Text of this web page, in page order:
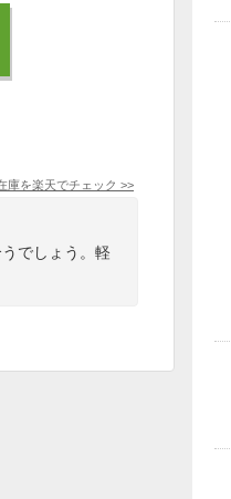
庫を楽天でチェック >>
でしょう。軽